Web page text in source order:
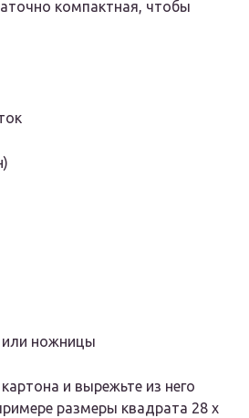
компактная, чтобы
или ножницы
и вырежьте из него
размеры квадрата 28 х